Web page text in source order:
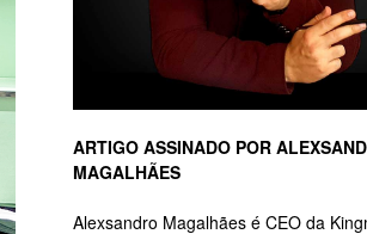
ARTIGO ASSINADO POR
MAGALHÃES
Alexsandro Magalhães é CEO da